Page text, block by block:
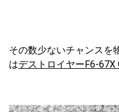
その数少ないチャンスを
はデストロイヤーF6-67X